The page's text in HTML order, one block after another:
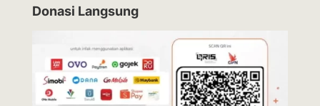
Donasi Langsung